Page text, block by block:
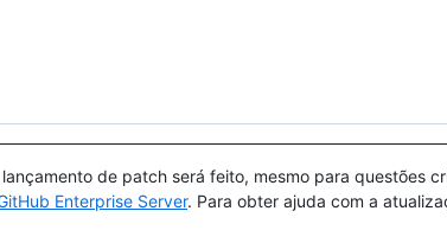
de patch será feito, mesmo para questões
Enterprise Server. Para obter ajuda com a